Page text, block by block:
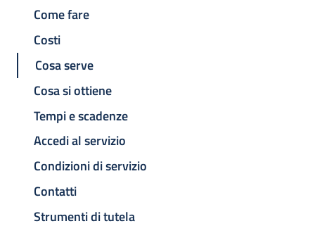
Come fare
Costi
Cosa serve
Cosa si ottiene
Tempi e scadenze
Accedi al servizio
Condizioni di servizio
Contatti
Strumenti di tutela